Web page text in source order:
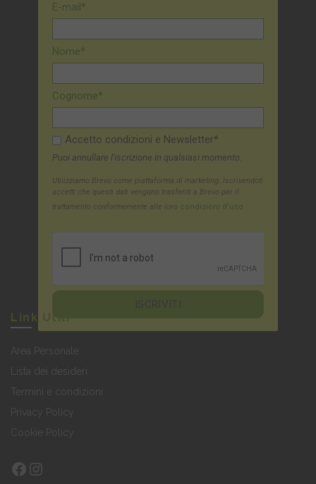
E-mail*
Nome*
Cognome*
Accetto condizioni e Newsletter*
Puoi annullare l'iscrizione in qualsiasi momento.
Utilizziamo Brevo come piattaforma di marketing. Iscrivendoti
accetti che questi dati vengano trasferiti a Brevo per il
trattamento conformemente alle loro condizioni d'uso
Link Utili
Area Personale
Lista dei desideri
Termini e condizioni
Privacy Policy
Cookie Policy
Facebook
Instagram